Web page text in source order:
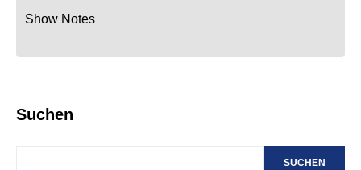
Show Notes
Suchen
SUCHEN